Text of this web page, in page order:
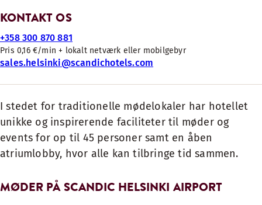
KONTAKT OS
+358 300 870 881
Pris 0,16 €/min + lokalt netværk eller mobilgebyr
sales.helsinki@scandichotels.com
I stedet for traditionelle mødelokaler har hotellet
unikke og inspirerende faciliteter til møder og
events for op til 45 personer samt en åben
atriumlobby, hvor alle kan tilbringe tid sammen.
MØDER PÅ SCANDIC HELSINKI AIRPORT